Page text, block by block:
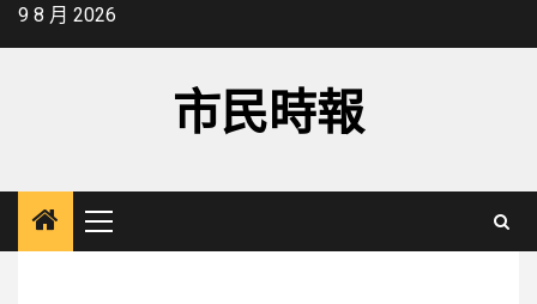
Skip9 8 月 2026
市民時報
Primary
Menu